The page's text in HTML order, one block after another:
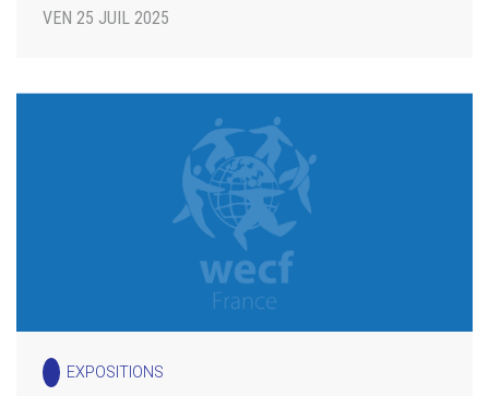
VEN 25 JUIL 2025
EXPOSITIONS